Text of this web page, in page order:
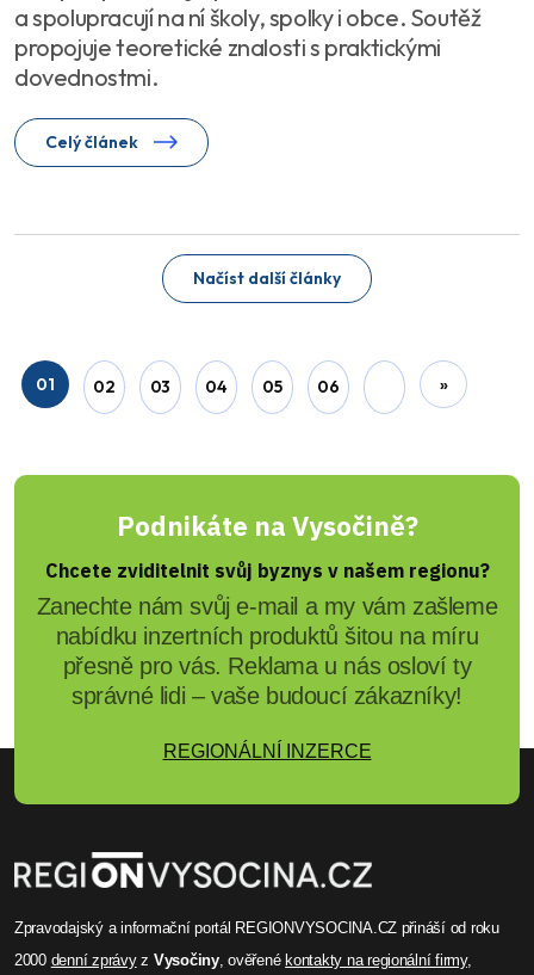
a spolupracují na ní školy, spolky i obce. Soutěž
propojuje teoretické znalosti s praktickými
dovednostmi.
Celý článek
Načíst další články
01 02 03 04 05 06 »
Podnikáte na Vysočině?
Chcete zviditelnit svůj byznys v našem regionu?
Zanechte nám svůj e-mail a my vám zašleme
nabídku inzertních produktů šitou na míru
přesně pro vás. Reklama u nás osloví ty
správné lidi – vaše budoucí zákazníky!
REGIONÁLNÍ INZERCE
Zpravodajský a informační portál REGIONVYSOCINA.CZ přináší od roku
2000 denní zprávyz Vysočiny, ověřenékontakty na regionální firmy,